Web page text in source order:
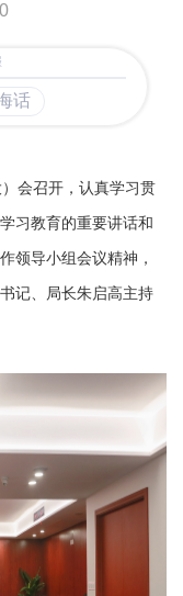
会召开，认真学习贯
习教育的重要讲话和
领导小组会议精神，
记、局长朱启高主持